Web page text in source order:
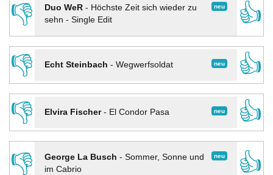
👎
neu
Duo WeR- Höchste Zeit sich wieder zu
sehn - Single Edit
👍
👎
neu
Echt Steinbach - Wegwerfsoldat
👍
👎
neu
Elvira Fischer- El Condor Pasa
👍
👎
neu
George La Busch - Sommer, Sonne und
im Cabrio
👍